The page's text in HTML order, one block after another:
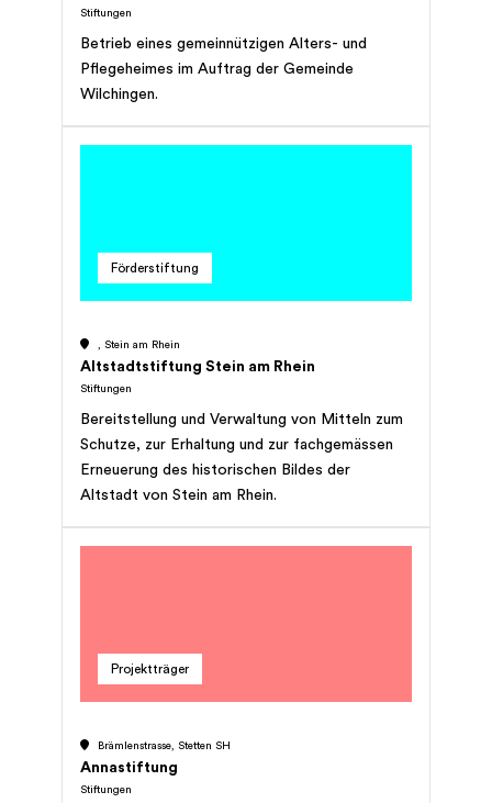
Stiftungen
Betrieb eines gemeinnützigen Alters- und
Pflegeheimes im Auftrag der Gemeinde
Wilchingen.
Förderstiftung
, Stein am Rhein
Altstadtstiftung Stein am Rhein
Stiftungen
Bereitstellung und Verwaltung von Mitteln zum
Schutze, zur Erhaltung und zur fachgemässen
Erneuerung des historischen Bildes der
Altstadt von Stein am Rhein.
Projektträger
Brämlenstrasse, Stetten SH
Annastiftung
Stiftungen